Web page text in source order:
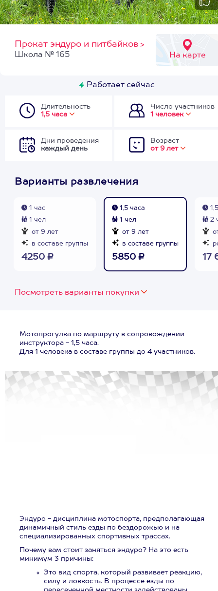
Прокат эндуро и питбайков >
На карте
Школа № 165
Работает сейчас
Длительность
1,5 часа
Число участников
1 человек
Дни проведения
каждый день
Возраст
от 9 лет
Варианты развлечения
1 час
1 чел
от 9 лет
в составе группы
4250 ₽
1,5 часа
1 чел
от 9 лет
в составе группы
5850 ₽
2
17
Посмотреть варианты покупки
Мотопрогулка по маршруту в сопровождении
инструктора - 1,5 часа.
Для 1 человека в составе группы до 4 участников.
Эндуро - дисциплина мотоспорта, предполагающая
динамичный стиль езды по бездорожью и на
специализированных спортивных трассах.
Почему вам стоит заняться эндуро? На это есть
минимум 3 причины:
Это вид спорта, который развивает реакцию,
силу и ловкость. В процессе езды по